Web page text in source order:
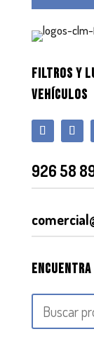
FILTROS Y
VEHÍCULOS
926 58